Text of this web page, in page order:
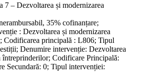
7 – Dezvoltarea și modernizarea
35% cofinanțare;
: Dezvoltarea și modernizarea
Codificarea principală : L806; Tipul
Denumire intervenție: Dezvoltarea
întreprinderilor; Codificare Principală:
Secundară: 0; Tipul intervenției: